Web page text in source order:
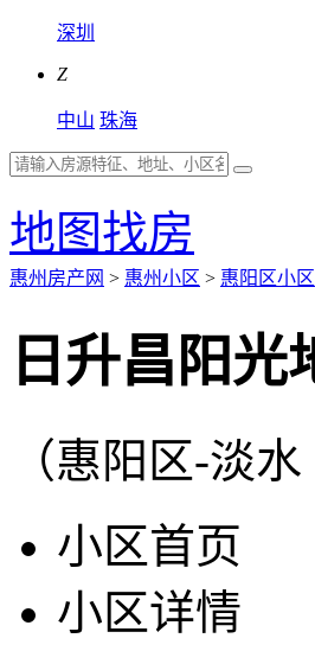
深圳
Z
中山 珠海
地图找房
惠州房产网 > 惠州小区 > 惠阳区小区
日升昌阳光
（惠阳区-淡
小区首页
小区详情